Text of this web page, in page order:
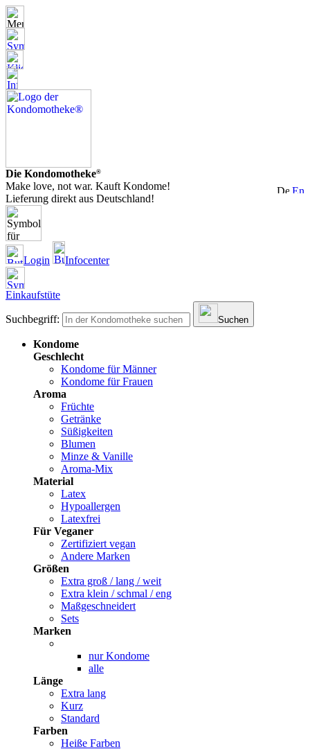
Die Kondomotheke®
Make love, not war. Kauft Kondome!
Lieferung direkt aus Deutschland!
Login Infocenter
Einkaufstüte
Suchbegriff: Suchen
Kondome
Geschlecht
Kondome für Männer
Kondome für Frauen
Aroma
Früchte
Getränke
Süßigkeiten
Blumen
Minze & Vanille
Aroma-Mix
Material
Latex
Hypoallergen
Latexfrei
Für Veganer
Zertifiziert vegan
Andere Marken
Größen
Extra groß / lang / weit
Extra klein / schmal / eng
Maßgeschneidert
Sets
Marken
nur Kondome
alle
Länge
Extra lang
Kurz
Standard
Farben
Heiße Farben